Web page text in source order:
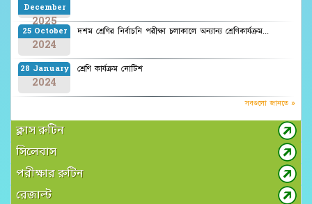
December
2025
25 October
2024
দশম শ্রেণির নির্বাচনি পরীক্ষা চলাকালে অন্যান্য শ্রেণিকার্যক্রম...
28 January
2024
শ্রেণি কার্যক্রম নোটিশ
সবগুলো জানতে »
ক্লাস রুটিন
সিলেবাস
পরীক্ষার রুটিন
রেজাল্ট